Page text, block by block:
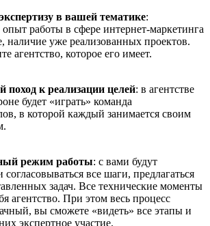
в вашей тематике:
работы в сфере интернет-маркетинга
наличие уже реализованных проектов.
агентство, которое его имеет.
поход к реализации целей: в агентстве
будет «играть» команда
в которой каждый занимается своим
режим работы: c вами будут
согласовываться все шаги, предлагаться
задач. Все технические моменты
агентство. При этом весь процесс
вы сможете «видеть» все этапы и
экспертное участие.